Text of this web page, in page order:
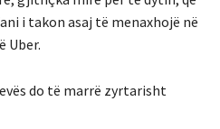
i takon asaj të menaxhojë në
Uber.
do të marrë zyrtarisht